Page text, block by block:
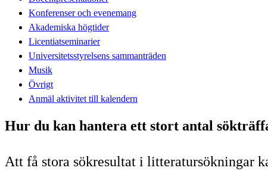
Konferenser och evenemang
Akademiska högtider
Licentiatseminarier
Universitetsstyrelsens sammanträden
Musik
Övrigt
Anmäl aktivitet till kalendern
Hur du kan hantera ett stort antal
Att få stora sökresultat i litteratursökningar